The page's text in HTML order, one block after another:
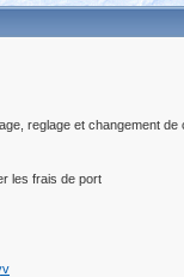
reglage et changement de
les frais de port